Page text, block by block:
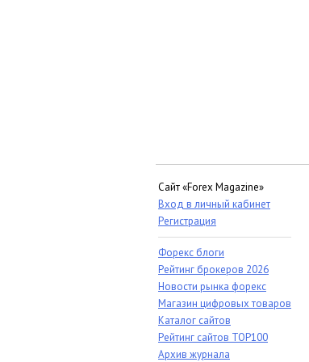
Сайт «Forex Magazine»
Вход в личный кабинет
Регистрация
Форекс блоги
Рейтинг брокеров 2026
Новости рынка форекс
Магазин цифровых товаров
Каталог сайтов
Рейтинг сайтов TOP100
Архив журнала